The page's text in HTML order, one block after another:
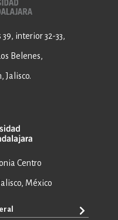
39, interior 32-33,
Belenes,
Jalisco.
Centro
México